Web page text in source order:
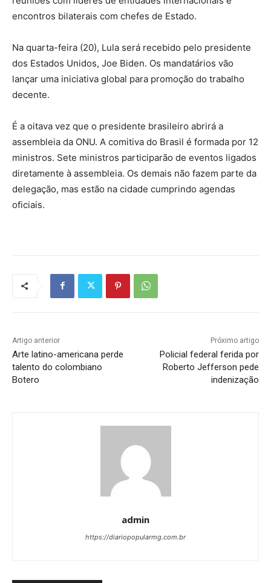
encontros bilaterais com chefes de Estado.
Na quarta-feira (20), Lula será recebido pelo presidente
dos Estados Unidos, Joe Biden. Os mandatários vão
lançar uma iniciativa global para promoção do trabalho
decente.
É a oitava vez que o presidente brasileiro abrirá a
assembleia da ONU. A comitiva do Brasil é formada por 12
ministros. Sete ministros participarão de eventos ligados
diretamente à assembleia. Os demais não fazem parte da
delegação, mas estão na cidade cumprindo agendas
oficiais.
Artigo anterior
Arte latino-americana perde
talento do colombiano
Botero
Próximo artigo
Policial federal ferida por
Roberto Jefferson pede
indenização
admin
https://diariopopularmg.com.br